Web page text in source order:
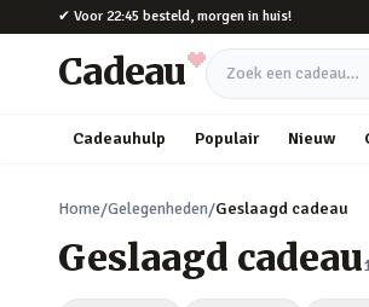
Naar hoofdinhoud
✔ Voor 22:45 besteld, morgen in huis!
Cadeau Zoek een cadeau
Cadeauhulp Populair Nieuw
Home/Gelegenheden/Geslaagd cadeau
Geslaagd cadeau